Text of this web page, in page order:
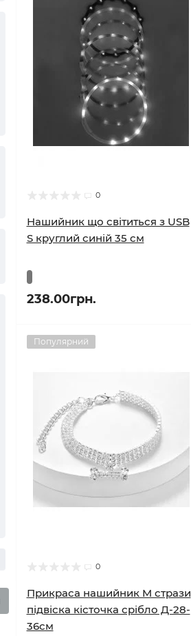
0
Нашийник що світиться з USB
S круглий синій 35 см
238.00грн.
Популярний
0
Прикраса нашийник M стрази
підвіска кісточка срібло Д-28-
36см